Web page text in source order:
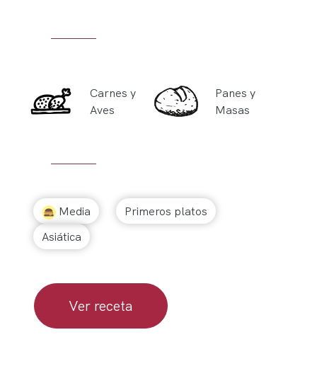
Carnes y
Aves
Panes y
Masas
Media
Primeros platos
Asiática
Ver receta